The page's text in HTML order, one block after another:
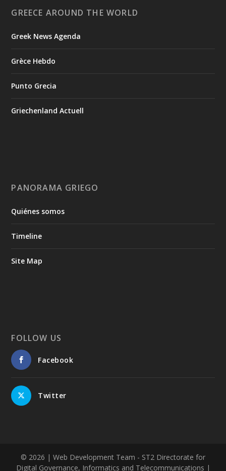
GREECE AROUND THE WORLD
Greek News Agenda
Grèce Hebdo
Punto Grecia
Griechenland Actuell
PANORAMA GRIEGO
Quiénes somos
Timeline
Site Map
FOLLOW US
Facebook
Twitter
© 2026 | Web Development Team - ST2 Directorate for
Digital Governance, Informatics and Telecommunications |